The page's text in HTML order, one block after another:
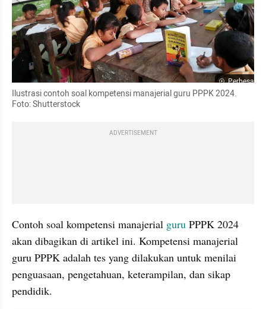
Perbesar
Ilustrasi contoh soal kompetensi manajerial guru PPPK 2024.
Foto: Shutterstock
ADVERTISEMENT
Contoh soal kompetensi manajerial guru PPPK 2024
akan dibagikan di artikel ini. Kompetensi manajerial
guru PPPK adalah tes yang dilakukan untuk menilai
penguasaan, pengetahuan, keterampilan, dan sikap
pendidik.